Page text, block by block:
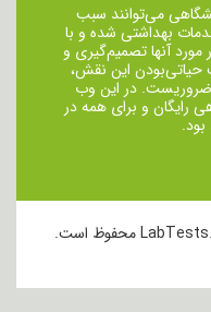
می‌توانند سبب
بهداشتی شده و با
آنها تصمیم‌گیری و
حیاتی‌بودن این نقش،
در این وب
رایگان و برای همه در